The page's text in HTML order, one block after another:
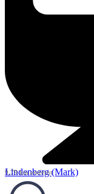
Lindenberg (Mark)
9,79 km entfernt